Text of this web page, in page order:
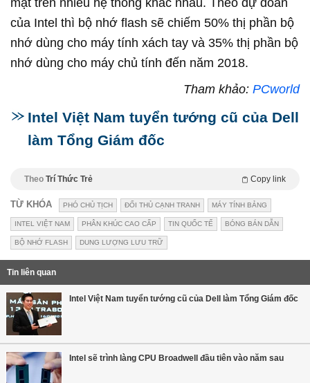
của Intel thì bộ nhớ flash sẽ chiếm 50% thị phần bộ
nhớ dùng cho máy tính xách tay và 35% thị phần bộ
nhớ dùng cho máy chủ tính đến năm 2018.
Tham khảo: PCworld
Intel Việt Nam tuyển tướng cũ của Dell
làm Tổng Giám đốc
Theo Trí Thức Trẻ Copy link
TỪ KHÓA PHÓ CHỦ TỊCH ĐỐI THỦ CẠNH TRANH MÁY TÍNH BẢNG
INTEL VIỆT NAM PHÂN KHÚC CAO CẤP TIN QUỐC TẾ BÓNG BÁN DẪN
BỘ NHỚ FLASH DUNG LƯỢNG LƯU TRỮ
Tin liên quan
Intel Việt Nam tuyển tướng cũ của Dell làm Tổng Giám đốc
Intel sẽ trình làng CPU Broadwell đầu tiên vào năm sau